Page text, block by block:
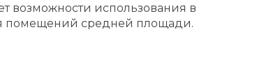
возможности использования в
помещений средней площади.